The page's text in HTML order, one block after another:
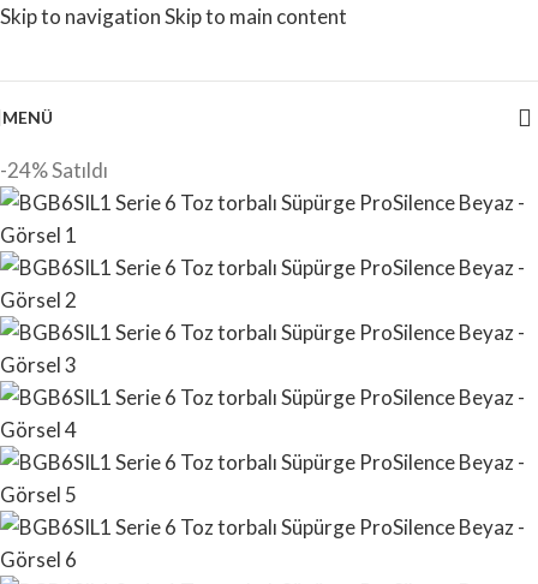
Skip to navigationSkip to main content
MENÜ
-24%Satıldı